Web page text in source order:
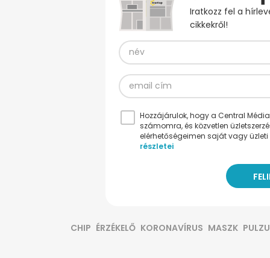
Iratkozz fel a
cikkekről!
Hozzájárulok, hogy a Central
számomra, és közvetlen
elérhetőségeimen saját vagy
részletei
CHIP ÉRZÉKELŐ KORONAVÍRUS MASZK